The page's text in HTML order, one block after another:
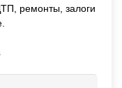
ремонты, залоги